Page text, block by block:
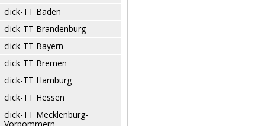
click-TT Baden
click-TT Brandenburg
click-TT Bayern
click-TT Bremen
click-TT Hamburg
click-TT Hessen
click-TT Mecklenburg-